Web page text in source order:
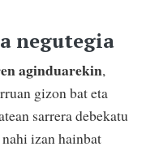
negutegia
aginduarekin,
gizon bat eta
sarrera debekatu
izan hainbat